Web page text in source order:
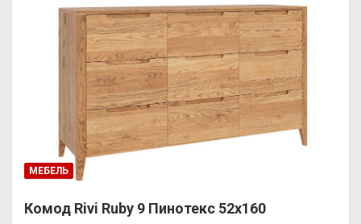
МЕБЕЛЬ
Комод Rivi Ruby 9 Пинотекс 52х160